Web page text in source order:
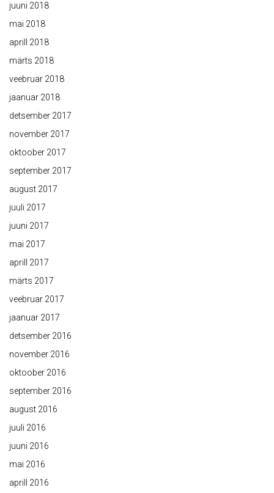
juuni 2018
mai 2018
aprill 2018
märts 2018
veebruar 2018
jaanuar 2018
detsember 2017
november 2017
oktoober 2017
september 2017
august 2017
juuli 2017
juuni 2017
mai 2017
aprill 2017
märts 2017
veebruar 2017
jaanuar 2017
detsember 2016
november 2016
oktoober 2016
september 2016
august 2016
juuli 2016
juuni 2016
mai 2016
aprill 2016